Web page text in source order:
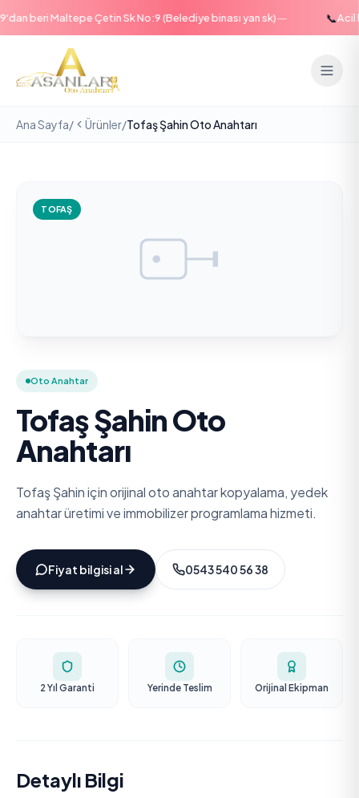
beri Maltepe Çetin Sk No:9 (Belediye binası yan sk)— Acil
Ana Sayfa/ Ürünler/Tofaş Şahin Oto Anahtarı
TOFAŞ
Oto Anahtar
Tofaş Şahin Oto
Anahtarı
Tofaş Şahin için orijinal oto anahtar kopyalama, yedek
anahtar üretimi ve immobilizer programlama hizmeti.
Fiyat bilgisi al 0543 540 56 38
2 Yıl Garanti Yerinde Teslim Orijinal Ekipman
Detaylı Bilgi